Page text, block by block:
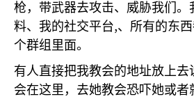
枪，带武器去攻击、威胁我们。
料、我的社交平台,、所有的东
个群组里面。
有人直接把我教会的地址放上去
会在这里，去她教会恐吓她或者